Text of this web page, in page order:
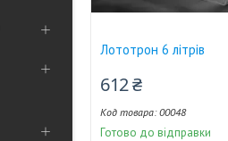
Лототрон 6 літрів
612 ₴
00048
Готово до відправки